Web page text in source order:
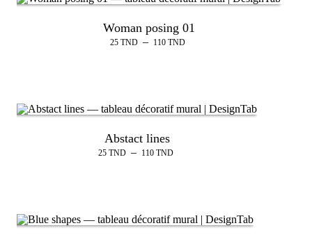
Woman posing 01
25 TND – 110 TND
Abstact lines
25 TND – 110 TND